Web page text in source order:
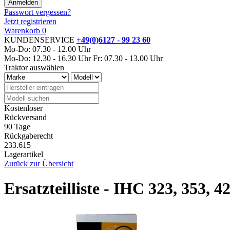
Passwort vergessen?
Jetzt registrieren
Warenkorb 0
KUNDENSERVICE +49(0)6127 - 99 23 60
Mo-Do: 07.30 - 12.00 Uhr
Mo-Do: 12.30 - 16.30 Uhr Fr: 07.30 - 13.00 Uhr
Traktor auswählen
Kostenloser
Rückversand
90 Tage
Rückgaberecht
233.615
Lagerartikel
Zurück zur Übersicht
Ersatzteilliste - IHC 323, 353,